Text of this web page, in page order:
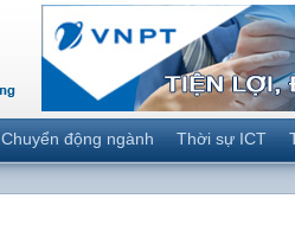
Chuyển động ngành Thời sự ICT